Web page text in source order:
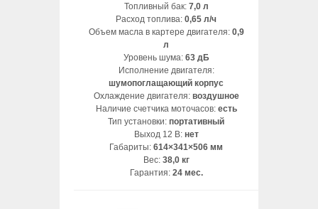
Топливный бак: 7,0 л
Расход топлива: 0,65 л/ч
Объем масла в картере двигателя: 0,9
л
Уровень шума: 63 дБ
Исполнение двигателя:
шумопоглащающий корпус
Охлаждение двигателя: воздушное
Наличие счетчика моточасов: есть
Тип установки: портативный
Выход 12 В: нет
Габариты: 614×341×506 мм
Вес: 38,0 кг
Гарантия: 24 мес.